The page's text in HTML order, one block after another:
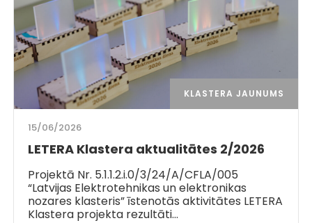
KLASTERA JAUNUMS
15/06/2026
LETERA Klastera aktualitātes 2/2026
Projektā Nr. 5.1.1.2.i.0/3/24/A/CFLA/005
“Latvijas Elektrotehnikas un elektronikas
nozares klasteris” īstenotās aktivitātes LETERA
Klastera projekta rezultāti…